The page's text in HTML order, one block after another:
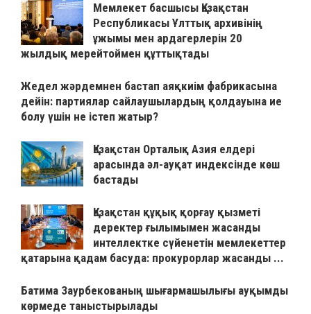
Мемлекет басшысы Қазақстан
Республикасы Ұлттық архивінің
ұжымы мен ардагерлерін 20
жылдық мерейтоймен құттықтады
Жедел жәрдемнен бастап аяқкиім фабрикасына
дейін: партиялар сайлаушылардың қолдауына ие
болу үшін не істеп жатыр?
Қазақстан Орталық Азия елдері
арасында әл-ауқат индексінде көш
бастады
Қазақстан құқық қорғау қызметі
деректер ғылымымен жасанды
интеллектке сүйенетін мемлекеттер
қатарына қадам басуда: прокурорлар жасанды ...
Батима Заурбекованың шығармашылығы ауқымды
көрмеде таныстырылады